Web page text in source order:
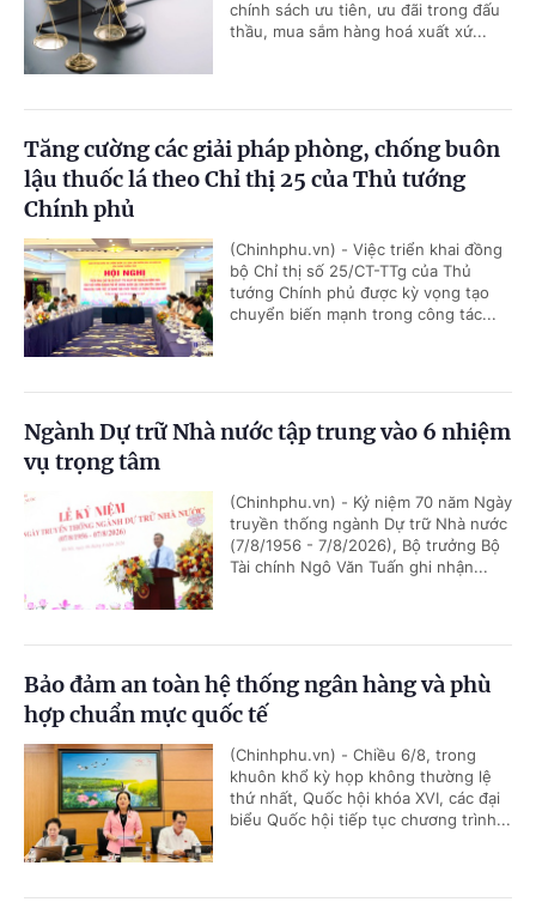
chính sách ưu tiên, ưu đãi trong đấu
thầu, mua sắm hàng hoá xuất xứ...
Tăng cường các giải pháp phòng, chống buôn
lậu thuốc lá theo Chỉ thị 25 của Thủ tướng
Chính phủ
(Chinhphu.vn) - Việc triển khai đồng
bộ Chỉ thị số 25/CT-TTg của Thủ
tướng Chính phủ được kỳ vọng tạo
chuyển biến mạnh trong công tác...
Ngành Dự trữ Nhà nước tập trung vào 6 nhiệm
vụ trọng tâm
(Chinhphu.vn) - Kỷ niệm 70 năm Ngày
truyền thống ngành Dự trữ Nhà nước
(7/8/1956 - 7/8/2026), Bộ trưởng Bộ
Tài chính Ngô Văn Tuấn ghi nhận...
Bảo đảm an toàn hệ thống ngân hàng và phù
hợp chuẩn mực quốc tế
(Chinhphu.vn) - Chiều 6/8, trong
khuôn khổ kỳ họp không thường lệ
thứ nhất, Quốc hội khóa XVI, các đại
biểu Quốc hội tiếp tục chương trình...